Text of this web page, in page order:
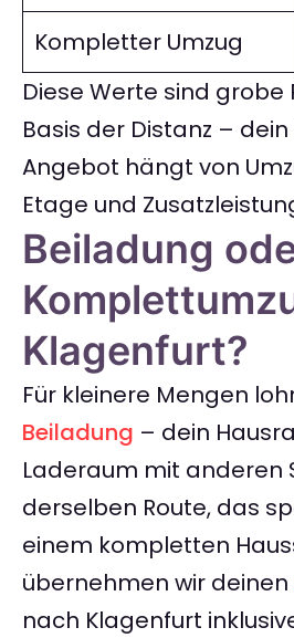
Kompletter Umzug
Diese Werte sind grobe
Basis der Distanz –
Angebot hängt von
Etage und
Beiladung
Klagenfurt?
Für kleinere Mengen
Beiladung – dein
Laderaum mit anderen
derselben Route, das
einem kompletten
übernehmen wir deinen
nach Klagenfurt